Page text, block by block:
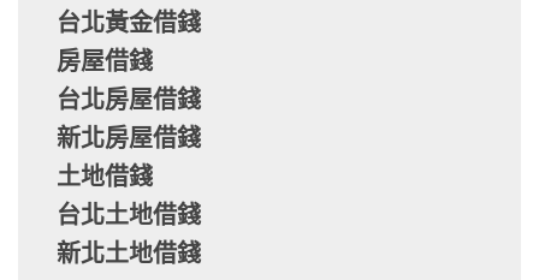
台北黃金借錢
房屋借錢
台北房屋借錢
新北房屋借錢
土地借錢
台北土地借錢
新北土地借錢